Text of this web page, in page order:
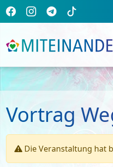
Vortrag
Die Veranstaltung hat